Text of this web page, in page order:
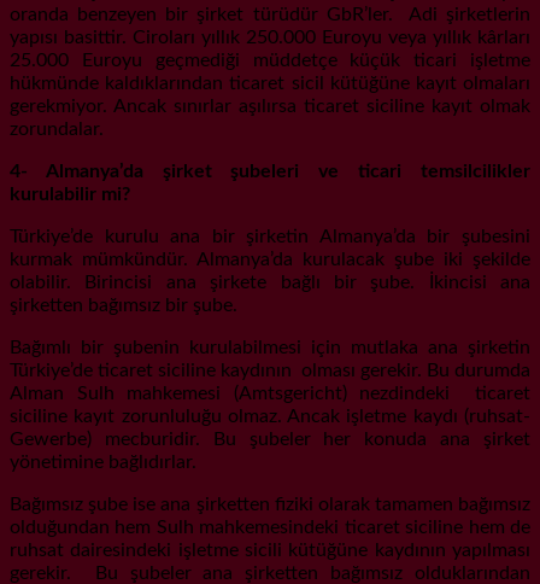
oranda benzeyen bir şirket türüdür GbR’ler. Adi şirketlerin
yapısı basittir. Ciroları yıllık 250.000 Euroyu veya yıllık kârları
25.000 Euroyu geçmediği müddetçe küçük ticari işletme
hükmünde kaldıklarından ticaret sicil kütüğüne kayıt olmaları
gerekmiyor. Ancak sınırlar aşılırsa ticaret siciline kayıt olmak
zorundalar.
4- Almanya’da şirket şubeleri ve ticari temsilcilikler
kurulabilir mi?
Türkiye’de kurulu ana bir şirketin Almanya’da bir şubesini
kurmak mümkündür. Almanya’da kurulacak şube iki şekilde
olabilir. Birincisi ana şirkete bağlı bir şube. İkincisi ana
şirketten bağımsız bir şube.
Bağımlı bir şubenin kurulabilmesi için mutlaka ana şirketin
Türkiye’de ticaret siciline kaydının olması gerekir. Bu durumda
Alman Sulh mahkemesi (Amtsgericht) nezdindeki ticaret
siciline kayıt zorunluluğu olmaz. Ancak işletme kaydı (ruhsat-
Gewerbe) mecburidir. Bu şubeler her konuda ana şirket
yönetimine bağlıdırlar.
Bağımsız şube ise ana şirketten fiziki olarak tamamen bağımsız
olduğundan hem Sulh mahkemesindeki ticaret siciline hem de
ruhsat dairesindeki işletme sicili kütüğüne kaydının yapılması
gerekir. Bu şubeler ana şirketten bağımsız olduklarından